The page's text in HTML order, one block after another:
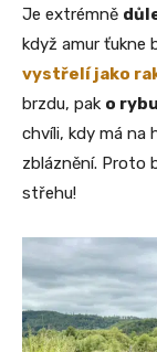
Je extrémně
když amur ťukne
vystřelí jako
brzdu, pak o
chvíli, kdy má na
zbláznění. Proto
střehu!